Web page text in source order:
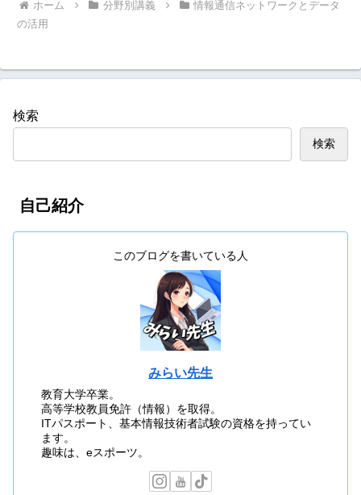
ホーム 分野別講義
情報通信ネットワークとデータ
の活用
検索
検索
自己紹介
このブログを書いている人
みらい先生
教育大学卒業。
高等学校教員免許（情報）を取得。
ITパスポート、基本情報技術者試験の資格を持ってい
ます。
趣味は、eスポーツ。